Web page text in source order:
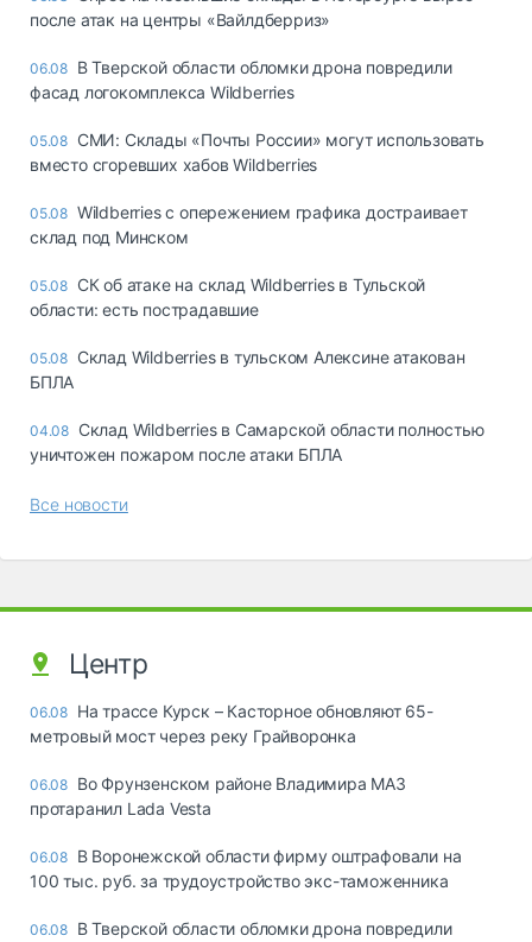
после атак на центры «Вайлдберриз»
06.08 В Тверской области обломки дрона повредили
фасад логокомплекса Wildberries
05.08 СМИ: Склады «Почты России» могут использовать
вместо сгоревших хабов Wildberries
05.08 Wildberries с опережением графика достраивает
склад под Минском
05.08 СК об атаке на склад Wildberries в Тульской
области: есть пострадавшие
05.08 Склад Wildberries в тульском Алексине атакован
БПЛА
04.08 Склад Wildberries в Самарской области полностью
уничтожен пожаром после атаки БПЛА
Все новости
Центр
06.08 На трассе Курск – Касторное обновляют 65-
метровый мост через реку Грайворонка
06.08 Во Фрунзенском районе Владимира МАЗ
протаранил Lada Vesta
06.08 В Воронежской области фирму оштрафовали на
100 тыс. руб. за трудоустройство экс-таможенника
06.08 В Тверской области обломки дрона повредили